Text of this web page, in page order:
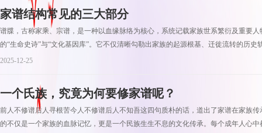
家谱结构常见的三大部分
谱牒，古称家乘、宗谱，是一种以血缘脉络为核心，系统记载家族世系繁衍及重要
的“生命史诗”与“文化基因库”。它不仅清晰勾勒出家族的起源根基、迁徙流转的历史
2025-12-25
一个氏族，究竟为何要修家谱呢？
前人不修谱后人寻根苦今人不修谱后人不知吾这四句质朴的话，道出了家谱在家族
的不仅是一个家族的血脉记忆，更是一个民族生生不息的文化传承。每个成年人心中